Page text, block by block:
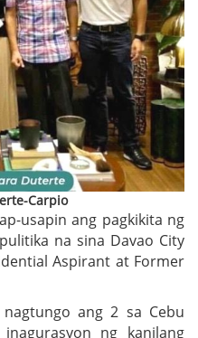
Carpio
usapin ang pagkikita ng
na sina Davao City
Aspirant at Former
ang 2 sa Cebu
ng kanilang